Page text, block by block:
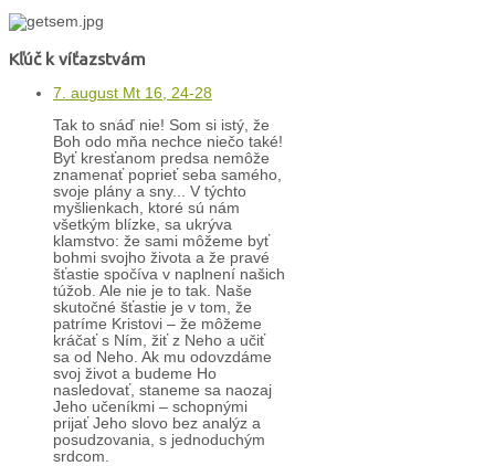
Kľúč k víťazstvám
7. august Mt 16, 24-28
Tak to snáď nie! Som si istý, že
Boh odo mňa nechce niečo také!
Byť kresťanom predsa nemôže
znamenať poprieť seba samého,
svoje plány a sny... V týchto
myšlienkach, ktoré sú nám
všetkým blízke, sa ukrýva
klamstvo: že sami môžeme byť
bohmi svojho života a že pravé
šťastie spočíva v naplnení našich
túžob. Ale nie je to tak. Naše
skutočné šťastie je v tom, že
patríme Kristovi – že môžeme
kráčať s Ním, žiť z Neho a učiť
sa od Neho. Ak mu odovzdáme
svoj život a budeme Ho
nasledovať, staneme sa naozaj
Jeho učeníkmi – schopnými
prijať Jeho slovo bez analýz a
posudzovania, s jednoduchým
srdcom.